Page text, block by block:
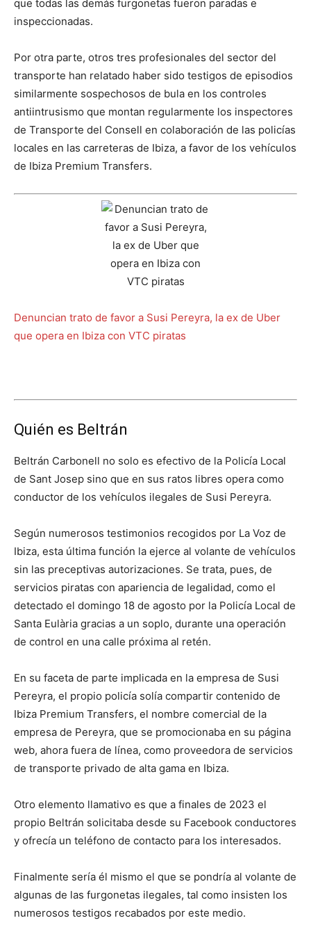
que todas las demás furgonetas fueron paradas e
inspeccionadas.
Por otra parte, otros tres profesionales del sector del
transporte han relatado haber sido testigos de episodios
similarmente sospechosos de bula en los controles
antiintrusismo que montan regularmente los inspectores
de Transporte del Consell en colaboración de las policías
locales en las carreteras de Ibiza, a favor de los vehículos
de Ibiza Premium Transfers.
Denuncian trato de favor a Susi Pereyra, la ex de Uber
que opera en Ibiza con VTC piratas
Quién es Beltrán
Beltrán Carbonell no solo es efectivo de la Policía Local
de Sant Josep sino que en sus ratos libres opera como
conductor de los vehículos ilegales de Susi Pereyra.
Según numerosos testimonios recogidos por La Voz de
Ibiza, esta última función la ejerce al volante de vehículos
sin las preceptivas autorizaciones. Se trata, pues, de
servicios piratas con apariencia de legalidad, como el
detectado el domingo 18 de agosto por la Policía Local de
Santa Eulària gracias a un soplo, durante una operación
de control en una calle próxima al retén.
En su faceta de parte implicada en la empresa de Susi
Pereyra, el propio policía solía compartir contenido de
Ibiza Premium Transfers, el nombre comercial de la
empresa de Pereyra, que se promocionaba en su página
web, ahora fuera de línea, como proveedora de servicios
de transporte privado de alta gama en Ibiza.
Otro elemento llamativo es que a finales de 2023 el
propio Beltrán solicitaba desde su Facebook conductores
y ofrecía un teléfono de contacto para los interesados.
Finalmente sería él mismo el que se pondría al volante de
algunas de las furgonetas ilegales, tal como insisten los
numerosos testigos recabados por este medio.